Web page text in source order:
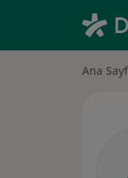
Ana